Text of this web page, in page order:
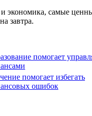
экономика, самые
завтра.
помогает
помогает избегать
ошибок